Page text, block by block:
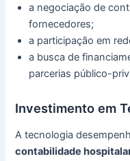
a negociação de
fornecedores;
a participação em
a busca de
parcerias público-
Investimento em
A tecnologia
contabilidade